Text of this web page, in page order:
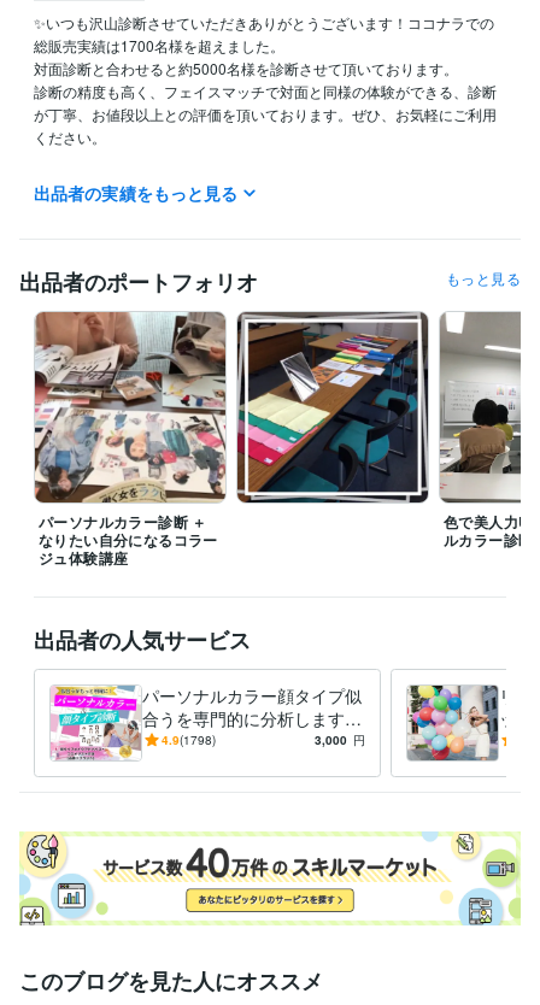
✨いつも沢山診断させていただきありがとうございます！ココナラでの
総販売実績は1700名様を超えました。
対面診断と合わせると約5000名様を診断させて頂いております。
診断の精度も高く、フェイスマッチで対面と同様の体験ができる、診断
が丁寧、お値段以上との評価を頂いております。ぜひ、お気軽にご利用
ください。
✨ ココナラ招待コードで1000円引き ✨
ココナラに新規登録される方は、初回のみ以下のリンクから登録すると1
https://coconala.com/invite/1P3RVV
経験職種
ライフスタイル・その他 / 講師・インストラクター 経験年数 : 7年
受賞歴
『パーソナルカラーを知って魅力UP　オフィスで映える私色』 Flam
maカラーアナリストフルコース TAEKO MAGICプロフェッショナル
メイクアドバイザー アドバンスカラーセラピスト1stコース 日本
顔タイプ診断協会顔タイプアドバイザー１級 色彩検定2級
資格・検定
パーソナルカラーアナリスト
色彩検定2級 取得年 : 2023年
住まい・美容・生活相談 パーソナルカラー 顔タイプ診断
ファッション メイク パーソナルカラー
顔タイプ診断
イメージコンサル
カラーセラピスト
コスメコンシェルジュ
メイクレッスン
出品者の実績をもっと見る
出品者のポートフォリオ もっと見る
パーソナルカラー診断 ＋
なりたい自分になるコラー
ジュ体験講座
色で美人力
ルカラー診断
出品者の人気サービス
パーソナルカラー顔タイプ似
合うを専門的に分析します AI
では不可能な繊細分析｜永久
4.9(1798) 3,000 円
リ
ップ
から
このブログを見た人にオススメ